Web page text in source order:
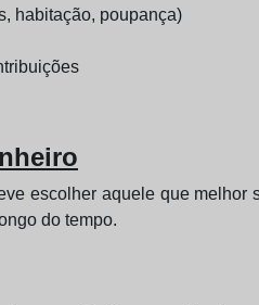
habitação, poupança)
escolher aquele que
do tempo.